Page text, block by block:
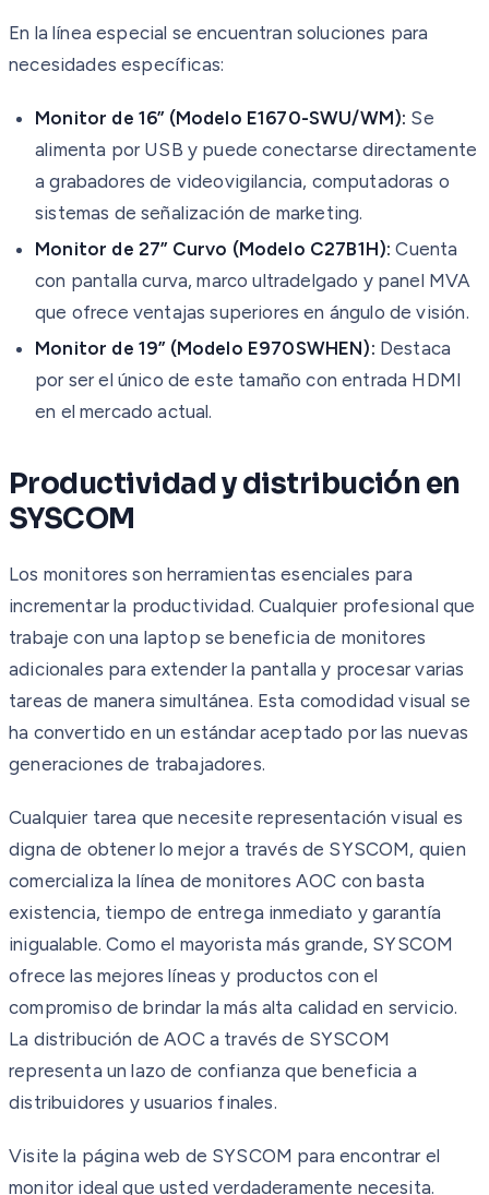
En la línea especial se encuentran soluciones para
necesidades específicas:
Monitor de 16” (Modelo E1670-SWU/WM): Se
alimenta por USB y puede conectarse directamente
a grabadores de videovigilancia, computadoras o
sistemas de señalización de marketing.
Monitor de 27” Curvo (Modelo C27B1H): Cuenta
con pantalla curva, marco ultradelgado y panel MVA
que ofrece ventajas superiores en ángulo de visión.
Monitor de 19” (Modelo E970SWHEN): Destaca
por ser el único de este tamaño con entrada HDMI
en el mercado actual.
Productividad y distribución en
SYSCOM
Los monitores son herramientas esenciales para
incrementar la productividad. Cualquier profesional que
trabaje con una laptop se beneficia de monitores
adicionales para extender la pantalla y procesar varias
tareas de manera simultánea. Esta comodidad visual se
ha convertido en un estándar aceptado por las nuevas
generaciones de trabajadores.
Cualquier tarea que necesite representación visual es
digna de obtener lo mejor a través de SYSCOM, quien
comercializa la línea de monitores AOC con basta
existencia, tiempo de entrega inmediato y garantía
inigualable. Como el mayorista más grande, SYSCOM
ofrece las mejores líneas y productos con el
compromiso de brindar la más alta calidad en servicio.
La distribución de AOC a través de SYSCOM
representa un lazo de confianza que beneficia a
distribuidores y usuarios finales.
Visite la página web de SYSCOM para encontrar el
monitor ideal que usted verdaderamente necesita.